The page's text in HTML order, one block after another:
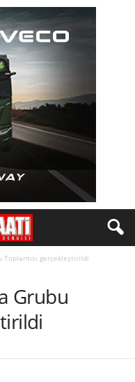
Toplantısı gerçekleştirildi
Grubu